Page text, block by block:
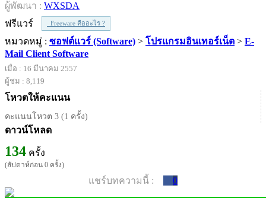
ผู้พัฒนา : WXSDA
ฟรีแวร์
Freeware คืออะไร ?
หมวดหมู่ : ซอฟต์แวร์ (Software) > โปรแกรมอินเทอร์เน็ต > E-
Mail Client Software
เมื่อ : 16 มีนาคม 2557
ผู้ชม : 8,119
โหวตให้คะแนน
คะแนนโหวต 3 (1 ครั้ง)
ดาวน์โหลด
134 ครั้ง
(สัปดาห์ก่อน 0 ครั้ง)
แชร์บทความนี้ : 0